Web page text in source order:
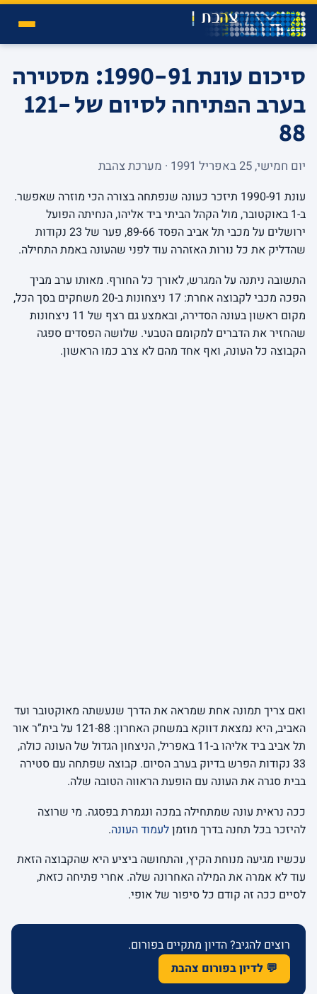
סיכום עונת 1990-91: מסטירה
בערב הפתיחה לסיום של 121-
88
יום חמישי, 25 באפריל 1991 · מערכת צהבת
עונת 1990-91 תיזכר כעונה שנפתחה בצורה הכי מוזרה שאפשר.
ב-1 באוקטובר, מול הקהל הביתי ביד אליהו, הנחיתה הפועל
ירושלים על מכבי תל אביב הפסד 89-66, פער של 23 נקודות
שהדליק את כל נורות האזהרה עוד לפני שהעונה באמת התחילה.
התשובה ניתנה על המגרש, לאורך כל החורף. מאותו ערב מביך
הפכה מכבי לקבוצה אחרת: 17 ניצחונות ב-20 משחקים בסך הכל,
מקום ראשון בעונה הסדירה, ובאמצע גם רצף של 11 ניצחונות
שהחזיר את הדברים למקומם הטבעי. שלושה הפסדים ספגה
הקבוצה כל העונה, ואף אחד מהם לא צרב כמו הראשון.
ואם צריך תמונה אחת שמראה את הדרך שנעשתה מאוקטובר ועד
האביב, היא נמצאת דווקא במשחק האחרון: 121-88 על בית”ר אור
תל אביב ביד אליהו ב-11 באפריל, הניצחון הגדול של העונה כולה,
33 נקודות הפרש בדיוק בערב הסיום. קבוצה שפתחה עם סטירה
בבית סגרה את העונה עם הופעת הראווה הטובה שלה.
ככה נראית עונה שמתחילה במכה ונגמרת בפסגה. מי שרוצה
להיזכר בכל תחנה בדרך מוזמןלעמוד העונה.
עכשיו מגיעה מנוחת הקיץ, והתחושה ביציע היא שהקבוצה הזאת
עוד לא אמרה את המילה האחרונה שלה. אחרי פתיחה כזאת,
לסיים ככה זה קודם כל סיפור של אופי.
רוצים להגיב? הדיון מתקיים בפורום.
💬 לדיון בפורום צהבת